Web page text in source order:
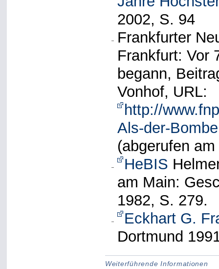
2002, S. 94
Frankfurter
Frankfurt: Vor
begann,
Vonhof, URL:
http://
Als-der-
(abgerufen
HeBIS
am Main:
1982, S. 279.
Eckhart G.
Dortmund
Weiterführende Informationen